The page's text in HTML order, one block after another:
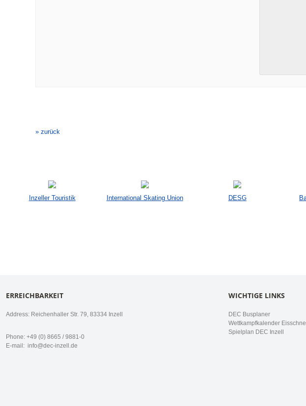
Navigation
» zurück
Inzeller Touristik International Skating Union DESG
ERREICHBARKEIT
Address: Reichenhaller Str. 79, 83334 Inzell
Phone: +49 (0) 8665 / 9881-0
E-mail: info@dec-inzell.de
WICHTIGE LINKS
DEC Busplaner
Wettkampfkalender
Spielplan DEC Inzell